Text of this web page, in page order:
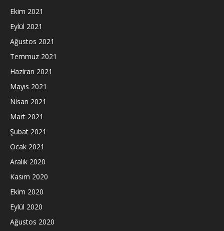
Ekim 2021
Eylül 2021
Ağustos 2021
Temmuz 2021
Haziran 2021
Mayıs 2021
Nisan 2021
Mart 2021
Şubat 2021
Ocak 2021
Aralık 2020
Kasım 2020
Ekim 2020
Eylül 2020
Ağustos 2020